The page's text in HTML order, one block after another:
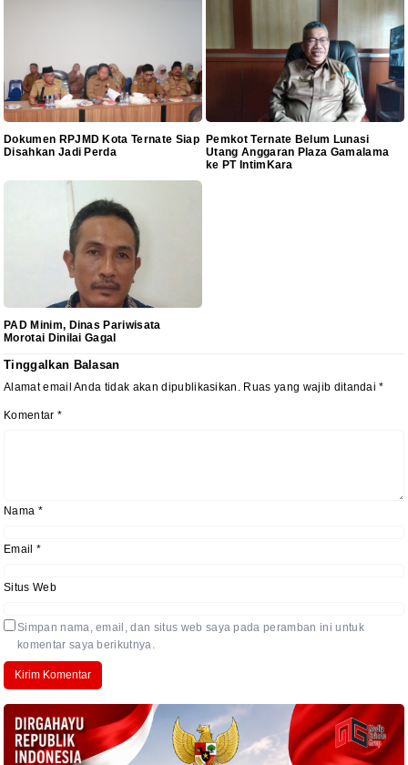
Dokumen RPJMD Kota Ternate Siap
Disahkan Jadi Perda
Pemkot Ternate Belum Lunasi
Utang Anggaran Plaza Gamalama
ke PT IntimKara
PAD Minim, Dinas Pariwisata
Morotai Dinilai Gagal
Tinggalkan Balasan
Alamat email Anda tidak akan dipublikasikan. Ruas yang wajib ditandai*
Komentar *
Nama *
Email *
Situs Web
Simpan nama, email, dan situs web saya pada peramban ini untuk
komentar saya berikutnya.